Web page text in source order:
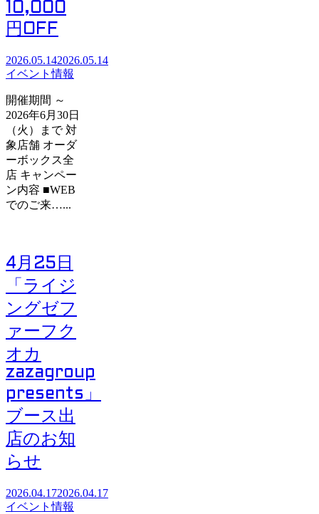
10,000
円OFF
2026.05.142026.05.14
イベント情報
開催期間 ～
2026年6月30日
（火）まで 対
象店舗 オーダ
ーボックス全
店 キャンペー
ン内容 ■WEB
でのご来…...
4月25日
「ライジ
ングゼフ
ァーフク
オカ
zazagroup
presents」
ブース出
店のお知
らせ
2026.04.172026.04.17
イベント情報